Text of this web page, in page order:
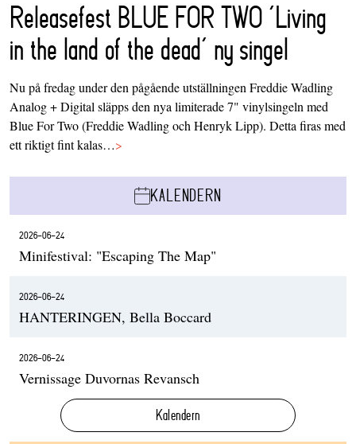
Releasefest BLUE FOR TWO ‘Living
in the land of the dead’ ny singel
Nu på fredag under den pågående utställningen Freddie Wadling
Analog + Digital släpps den nya limiterade 7" vinylsingeln med
Blue For Two (Freddie Wadling och Henryk Lipp). Detta firas med
ett riktigt fint kalas…>
KALENDERN
2026-06-24
Minifestival: "Escaping The Map"
2026-06-24
HANTERINGEN, Bella Boccard
2026-06-24
Vernissage Duvornas Revansch
Kalendern